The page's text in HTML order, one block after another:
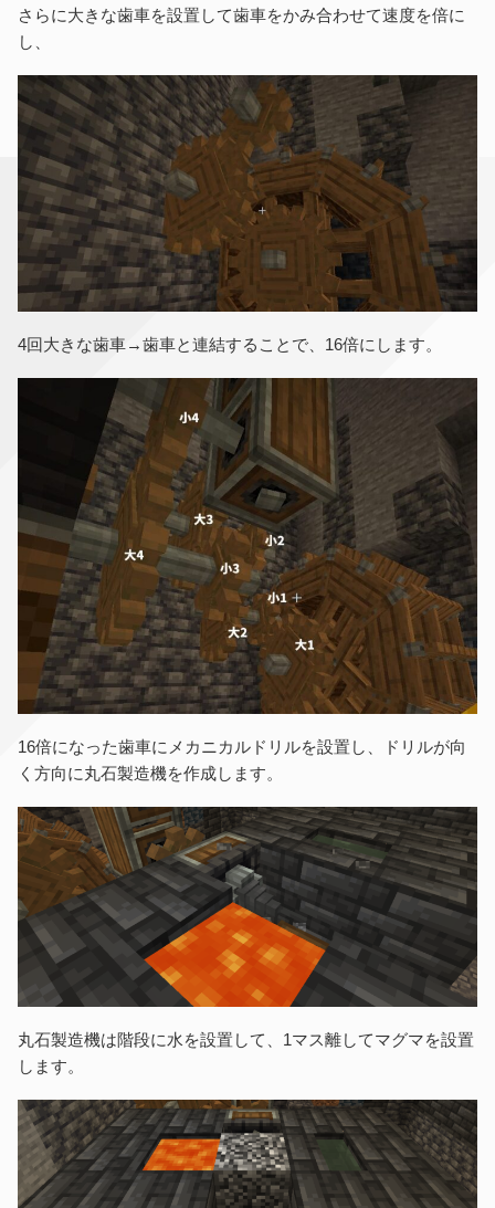
さらに大きな歯車を設置して歯車をかみ合わせて速度を倍に
し、
4回大きな歯車→歯車と連結することで、16倍にします。
16倍になった歯車にメカニカルドリルを設置し、ドリルが向
く方向に丸石製造機を作成します。
丸石製造機は階段に水を設置して、1マス離してマグマを設置
します。